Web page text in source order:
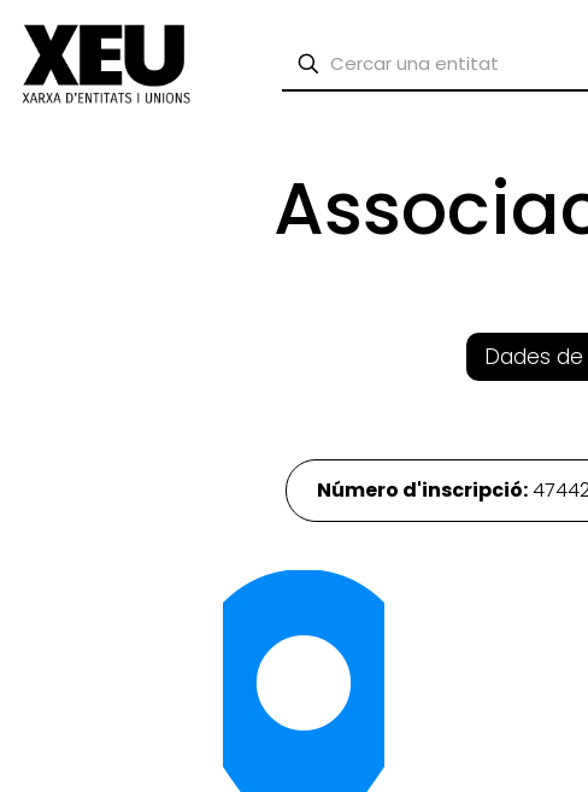
Dades
Número d'inscripció: